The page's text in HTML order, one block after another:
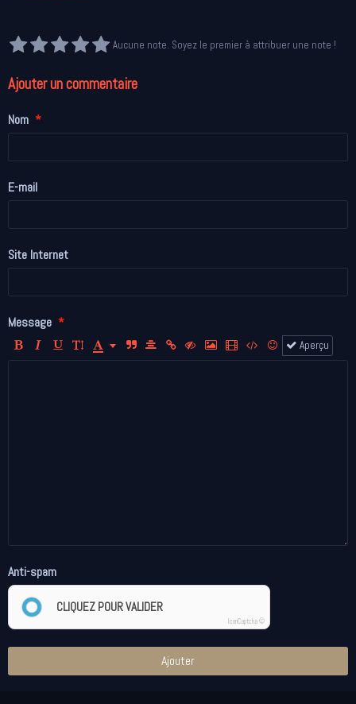
Aucune note. Soyez le premier à attribuer une note !
Ajouter un commentaire
Nom
E-mail
Site Internet
Message
Aperçu
Anti-spam
CLIQUEZ POUR VALIDER
IconCaptcha ©
Ajouter